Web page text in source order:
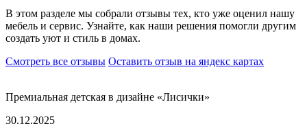
В этом разделе мы собрали отзывы тех, кто уже оценил нашу
мебель и сервис. Узнайте, как наши решения помогли другим
создать уют и стиль в домах.
Смотреть все отзывы Оставить отзыв на яндекс картах
Премиальная детская в дизайне «Лисички»
30.12.2025